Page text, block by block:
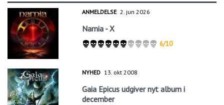
ANMELDELSE 2. jun 2026
Narnia - X
6/10
NYHED 13. okt 2008
Gaia Epicus udgiver nyt album i
december